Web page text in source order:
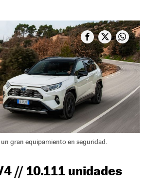
gran equipamiento en seguridad.
// 10.111 unidades